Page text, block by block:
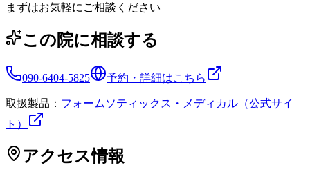
まずはお気軽にご相談ください
この院に相談する
090-6404-5825 予約・詳細はこちら
取扱製品： フォームソティックス・メディカル（公式サイ
ト）
アクセス情報